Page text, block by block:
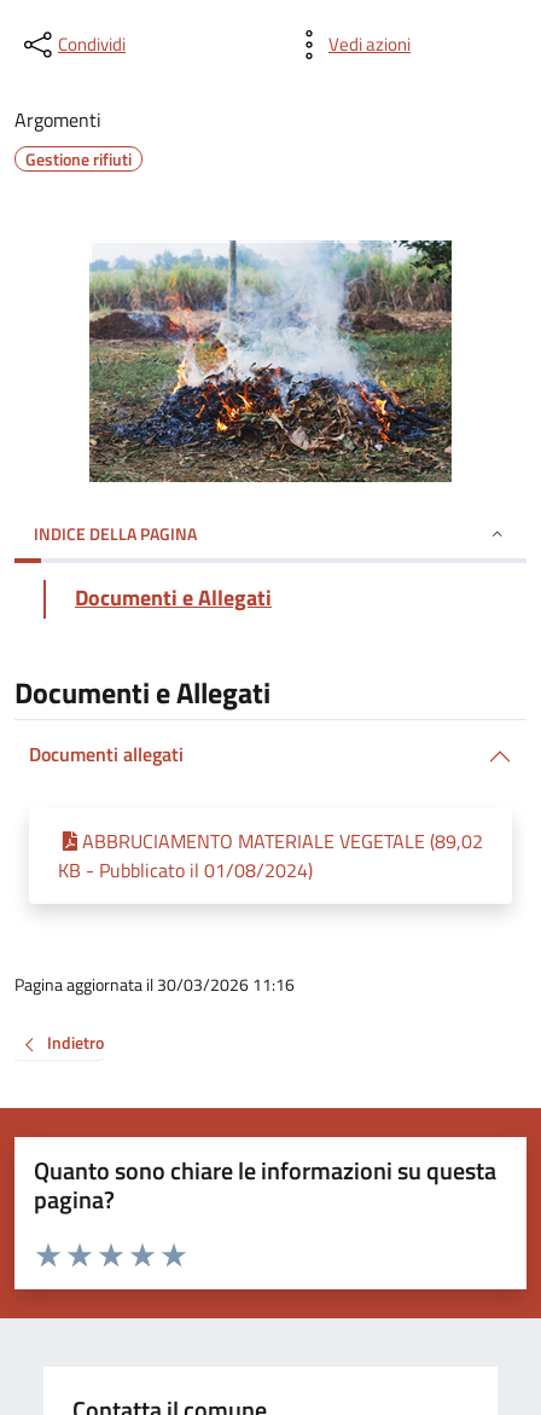
Condividi Vedi azioni
Argomenti
Gestione rifiuti
INDICE DELLA PAGINA
Documenti e Allegati
Documenti e Allegati
Documenti allegati
ABBRUCIAMENTO MATERIALE VEGETALE (89,02
KB - Pubblicato il 01/08/2024)
Pagina aggiornata il 30/03/2026 11:16
Indietro
Quanto sono chiare le informazioni su questa
pagina?
Valuta da 1 a 5 stelle la pagina
Valuta 5 stelle su 5
Valuta 4 stelle su 5
Valuta 3 stelle su 5
Valuta 2 stelle su 5
Valuta 1 stelle su 5